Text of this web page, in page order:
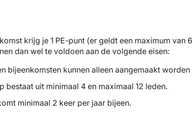
krijg je 1 PE-punt (er geldt een maximum van
dan wel te voldoen aan de volgende eisen:
bijeenkomsten kunnen alleen aangemaakt
bestaat uit minimaal 4 en maximaal 12 leden.
minimaal 2 keer per jaar bijeen.